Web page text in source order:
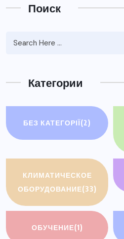
Поиск
Категории
БЕЗ КАТЕГОРІЇ(2)
КЛИМАТИЧЕСКОЕ
ОБОРУДОВАНИЕ(33)
ОБУЧЕНИЕ(1)